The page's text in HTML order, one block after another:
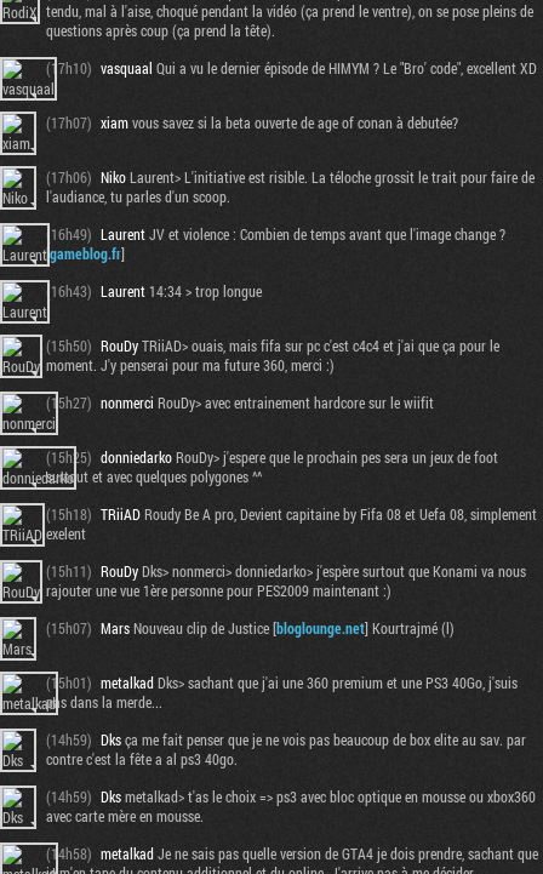
tendu, mal à l'aise, choqué pendant la vidéo (ça prend le ventre), on se pose pleins de
questions après coup (ça prend la tête).
(17h10) vasquaal Qui a vu le dernier épisode de HIMYM ? Le "Bro' code", excellent XD
(17h07) xiamvous savez si la beta ouverte de age of conan à debutée?
(17h06) NikoLaurent> L'initiative est risible. La téloche grossit le trait pour faire de
l'audiance, tu parles d'un scoop.
(16h49) LaurentJV et violence : Combien de temps avant que l'image change ?
[gameblog.fr]
(16h43) Laurent14:34 > trop longue
(15h50) RouDyTRiiAD> ouais, mais fifa sur pc c'est c4c4 et j'ai que ça pour le
moment. J'y penserai pour ma future 360, merci :)
(15h27) nonmerci RouDy> avec entrainement hardcore sur le wiifit
(15h25) donniedarkoRouDy> j'espere que le prochain pes sera un jeux de foot
surtout et avec quelques polygones ^^
(15h18) TRiiADRoudy Be A pro, Devient capitaine by Fifa 08 et Uefa 08, simplement
exelent
(15h11) RouDyDks> nonmerci> donniedarko> j'espère surtout que Konami va nous
rajouter une vue 1ère personne pour PES2009 maintenant :)
(15h07) MarsNouveau clip de Justice [bloglounge.net] Kourtrajmé (l)
(15h01) metalkadDks> sachant que j'ai une 360 premium et une PS3 40Go, j'suis
pas dans la merde...
(14h59) Dksça me fait penser que je ne vois pas beaucoup de box elite au sav. par
contre c'est la fête a al ps3 40go.
(14h59) Dksmetalkad> t'as le choix => ps3 avec bloc optique en mousse ou xbox360
avec carte mère en mousse.
(14h58) metalkadJe ne sais pas quelle version de GTA4 je dois prendre, sachant que